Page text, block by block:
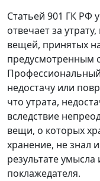
Статьей 901 ГК РФ
отвечает за
вещей, принятых
предусмотренным
Профессиональный
недостачу или
что утрата,
вследствие
вещи, о которых
хранение, не знал
результате
поклажедателя.